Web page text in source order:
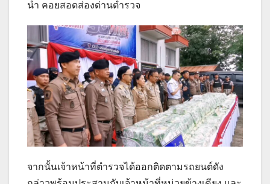
นำ คอยสอดส่องด่านตำรวจ
จากนั้นเจ้าหน้าที่ตำรวจได้ออกติดตามรถยนต์ดัง